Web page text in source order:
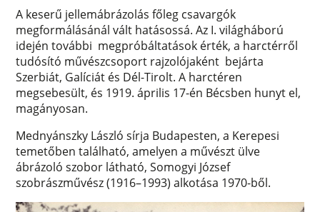
A keserű jellemábrázolás főleg csavargók
megformálásánál vált hatásossá. Az I. világháború
idején további megpróbáltatások érték, a harctérről
tudósító művészcsoport rajzolójaként bejárta
Szerbiát, Galíciát és Dél-Tirolt. A harctéren
megsebesült, és 1919. április 17-én Bécsben hunyt el,
magányosan.
Mednyánszky László sírja Budapesten, a Kerepesi
temetőben található, amelyen a művészt ülve
ábrázoló szobor látható, Somogyi József
szobrászművész (1916–1993) alkotása 1970-ből.